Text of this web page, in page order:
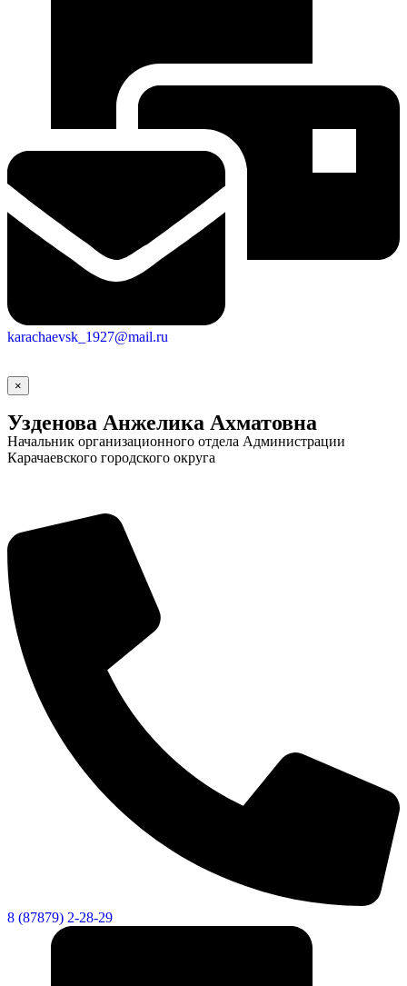
Газета "Минги Тау"
Виртуальная
Социальные
видеоролики
камера
karachaevsk_1927@mail.ru
×
Узденова Анжелика Ахматовна
Начальник организационного отдела Администрации
Карачаевского городского округа
8 (87879) 2-28-29